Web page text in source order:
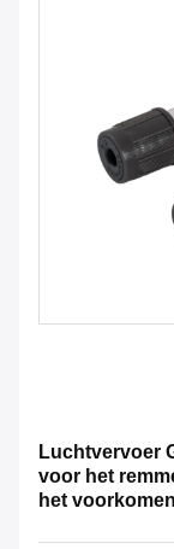
Luchtvervoer
voor het
het